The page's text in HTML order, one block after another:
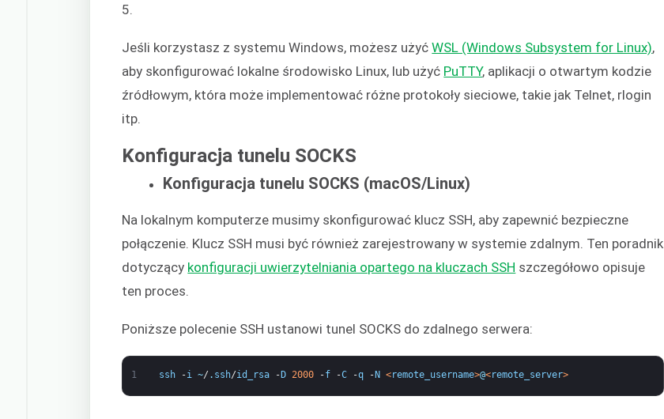
5.
Jeśli korzystasz z systemu Windows, możesz użyćWSL (Windows Subsystem for Linux),
aby skonfigurować lokalne środowisko Linux, lub użyć PuTTY, aplikacji o otwartym kodzie
źródłowym, która może implementować różne protokoły sieciowe, takie jak Telnet, rlogin
itp.
Konfiguracja tunelu SOCKS
Konfiguracja tunelu SOCKS (macOS/Linux)
Na lokalnym komputerze musimy skonfigurować klucz SSH, aby zapewnić bezpieczne
połączenie. Klucz SSH musi być również zarejestrowany w systemie zdalnym. Ten poradnik
dotyczący konfiguracji uwierzytelniania opartego na kluczach SSH szczegółowo opisuje
ten proces.
Poniższe polecenie SSH ustanowi tunel SOCKS do zdalnego serwera:
1 ssh -i ~/ . ssh/id_rsa -D 2000 -f -C -q -N <remote_username>@<remote_server>